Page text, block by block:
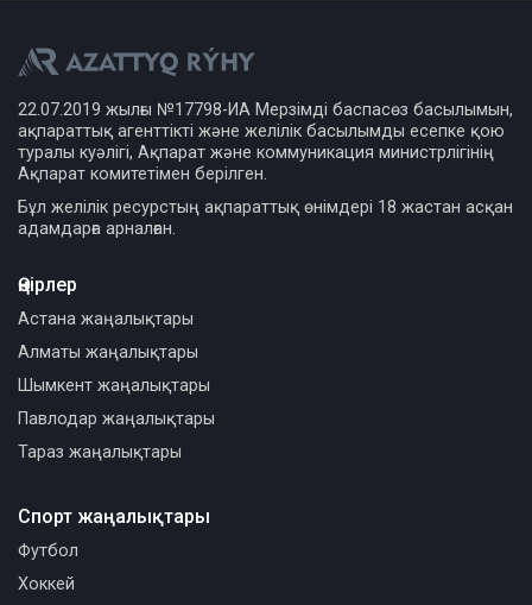
22.07.2019 жылғы №17798-ИА Мерзімді баспасөз басылымын,
ақпараттық агенттікті және желілік басылымды есепке қою
туралы куәлігі, Ақпарат және коммуникация министрлігінің
Ақпарат комитетімен берілген.
Бұл желілік ресурстың ақпараттық өнімдері 18 жастан асқан
адамдарға арналған.
Өңірлер
Астана жаңалықтары
Алматы жаңалықтары
Шымкент жаңалықтары
Павлодар жаңалықтары
Тараз жаңалықтары
Спорт жаңалықтары
Футбол
Хоккей